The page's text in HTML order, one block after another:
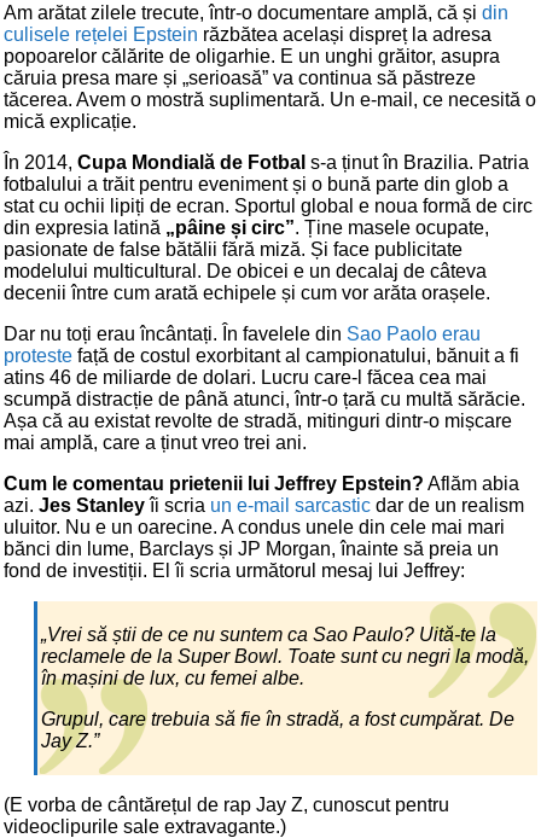
Am arătat zilele trecute, într-o documentare amplă, că și din
culisele rețelei Epstein răzbătea același dispreț la adresa
popoarelor călărite de oligarhie. E un unghi grăitor, asupra
căruia presa mare și „serioasă” va continua să păstreze
tăcerea. Avem o mostră suplimentară. Un e-mail, ce necesită o
mică explicație.
În 2014, Cupa Mondială de Fotbal s-a ținut în Brazilia. Patria
fotbalului a trăit pentru eveniment și o bună parte din glob a
stat cu ochii lipiți de ecran. Sportul global e noua formă de circ
din expresia latină „pâine și circ”. Ține masele ocupate,
pasionate de false bătălii fără miză. Și face publicitate
modelului multicultural. De obicei e un decalaj de câteva
decenii între cum arată echipele și cum vor arăta orașele.
Dar nu toți erau încântați. În favelele din Sao Paolo erau
proteste față de costul exorbitant al campionatului, bănuit a fi
atins 46 de miliarde de dolari. Lucru care-l făcea cea mai
scumpă distracție de până atunci, într-o țară cu multă sărăcie.
Așa că au existat revolte de stradă, mitinguri dintr-o mișcare
mai amplă, care a ținut vreo trei ani.
Cum le comentau prietenii lui Jeffrey Epstein? Aflăm abia
azi. Jes Stanleyîi scria un e-mail sarcastic dar de un realism
uluitor. Nu e un oarecine. A condus unele din cele mai mari
bănci din lume, Barclays și JP Morgan, înainte să preia un
fond de investiții. El îi scria următorul mesaj lui Jeffrey:
„Vrei să știi de ce nu suntem ca Sao Paulo? Uită-te la
reclamele de la Super Bowl. Toate sunt cu negri la modă,
în mașini de lux, cu femei albe.
Grupul, care trebuia să fie în stradă, a fost cumpărat. De
Jay Z.”
(E vorba de cântărețul de rap Jay Z, cunoscut pentru
videoclipurile sale extravagante.)